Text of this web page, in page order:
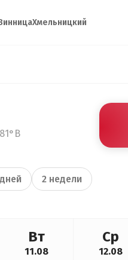
Хмельницкий
2 недели
Вт
11.08
Ср
12.08